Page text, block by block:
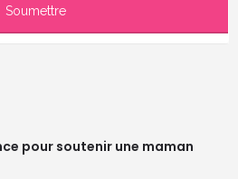
pour soutenir une maman